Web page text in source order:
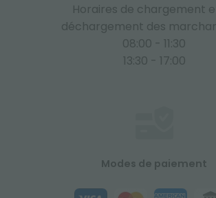
Horaires de chargement
déchargement des
08:00 - 11:30
13:30 - 17:00
Modes de paiement